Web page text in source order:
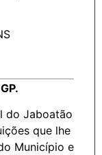
do Jaboatão
que lhe
Município e